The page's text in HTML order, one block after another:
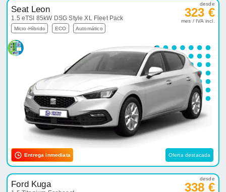
Seat Leon
1.5 eTSI 85kW DSG Style XL Fleet Pack
Micro-Híbrido ECO Automático
desde
323 €
mes / IVA incl.
Entrega inmediata Oferta destacada
Ford Kuga
desde
338 €